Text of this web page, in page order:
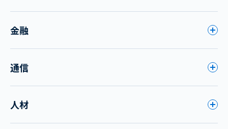
金融
通信
人材